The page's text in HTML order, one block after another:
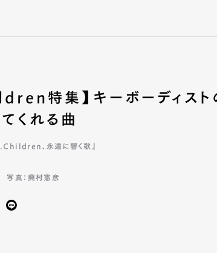
特集】キーボーディス
くれる曲
、永遠に響く歌』
写真：興村憲彦